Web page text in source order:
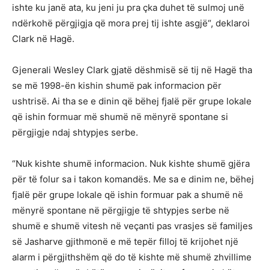
ishte ku janë ata, ku jeni ju pra çka duhet të sulmoj unë
ndërkohë përgjigja që mora prej tij ishte asgjë“, deklaroi
Clark në Hagë.
Gjenerali Wesley Clark gjatë dëshmisë së tij në Hagë tha
se më 1998-ën kishin shumë pak informacion për
ushtrisë. Ai tha se e dinin që bëhej fjalë për grupe lokale
që ishin formuar më shumë në mënyrë spontane si
përgjigje ndaj shtypjes serbe.
“Nuk kishte shumë informacion. Nuk kishte shumë gjëra
për të folur sa i takon komandës. Me sa e dinim ne, bëhej
fjalë për grupe lokale që ishin formuar pak a shumë në
mënyrë spontane në përgjigje të shtypjes serbe në
shumë e shumë vitesh në veçanti pas vrasjes së familjes
së Jasharve gjithmonë e më tepër filloj të krijohet një
alarm i përgjithshëm që do të kishte më shumë zhvillime